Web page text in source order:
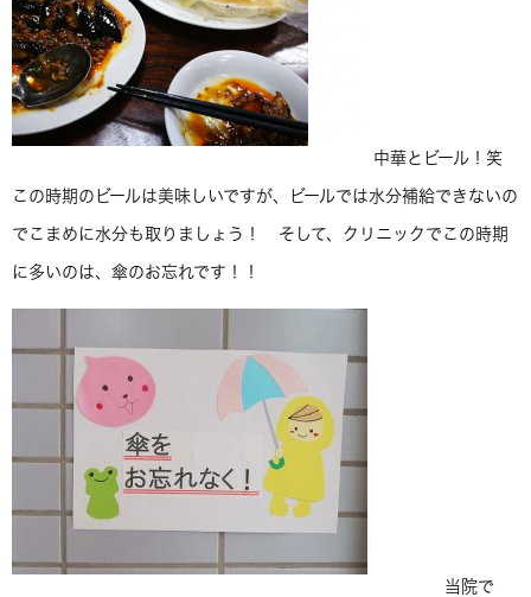
中華とビール！笑
この時期のビールは美味しいですが、ビールでは水分補給できないの
でこまめに水分も取りましょう！ そして、クリニックでこの時期
に多いのは、傘のお忘れです！！
当院で